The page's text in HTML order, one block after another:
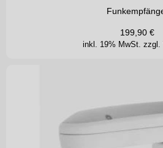
inkl. 19% MwSt. zzgl.
199,90 €